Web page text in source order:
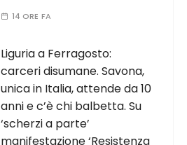
14 ORE FA
Liguria a Ferragosto:
carceri disumane. Savona,
unica in Italia, attende da 10
anni e c’è chi balbetta. Su
‘scherzi a parte’
manifestazione ‘Resistenza